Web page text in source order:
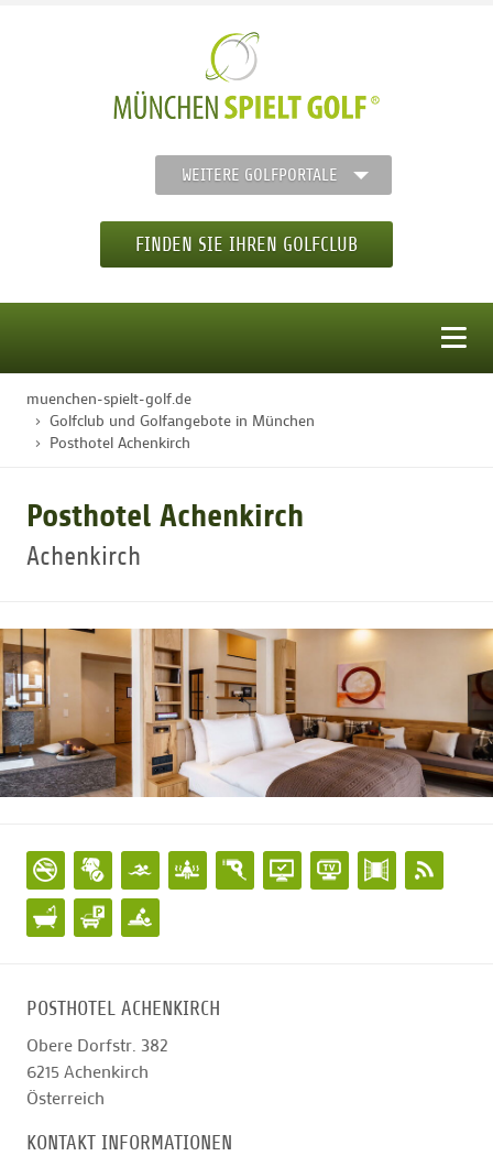
WEITERE GOLFPORTALE
FINDEN SIE IHREN GOLFCLUB
STARTSEITE
GOLFTURNIERE
GOLFEINSTEIGER
GOLFHOTELS
muenchen-spielt-golf.de
Golfclub und Golfangebote in München
Posthotel Achenkirch
Posthotel Achenkirch
Achenkirch
POSTHOTEL ACHENKIRCH
Obere Dorfstr. 382
6215 Achenkirch
Österreich
KONTAKT INFORMATIONEN